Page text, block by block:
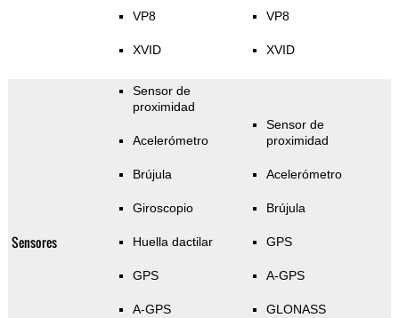
VP8
XVID
VP8
XVID
Sensores
Sensor de
proximidad
Acelerómetro
Brújula
Giroscopio
Huella dactilar
GPS
A-GPS
Sensor de
proximidad
Acelerómetro
Brújula
GPS
A-GPS
GLONASS